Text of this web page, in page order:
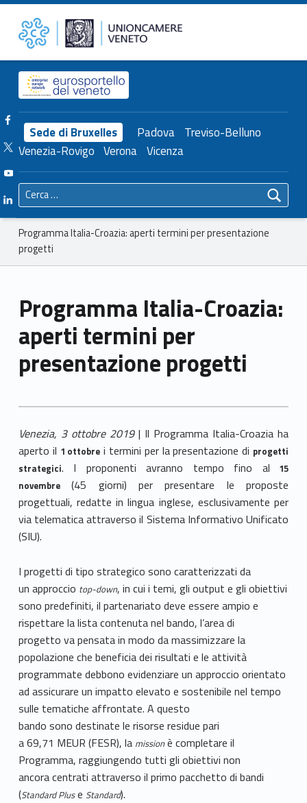
Programma Italia-Croazia: aperti termini per presentazione progetti – Unioncamere del Veneto Unioncamere del Veneto
Header info sidebar
Sede di Bruxelles Padova Treviso-Belluno
Venezia-Rovigo Verona Vicenza
Facebook Unioncamere Veneto
Twitter Unioncamere Veneto
Youtube Unioncamere Veneto
Linkedin Unioncamere Veneto
Ricerca per:
Breadcrumbs navigation
Programma Italia-Croazia: aperti termini per presentazione
progetti
Programma Italia-Croazia:
aperti termini per
presentazione progetti
Venezia, 3 ottobre 2019| Il Programma Italia-Croazia ha
aperto il 1 ottobre i termini per la presentazione di progetti
strategici. I proponenti avranno tempo fino al 15
novembre(45 giorni) per presentare le proposte
progettuali, redatte in lingua inglese, esclusivamente per
via telematica attraverso il Sistema Informativo Unificato
(SIU).
I progetti di tipo strategico sono caratterizzati da
un approccio top-down, in cui i temi, gli output e gli obiettivi
sono predefiniti, il partenariato deve essere ampio e
rispettare la lista contenuta nel bando, l’area di
progetto va pensata in modo da massimizzare la
popolazione che beneficia dei risultati e le attività
programmate debbono evidenziare un approccio orientato
ad assicurare un impatto elevato e sostenibile nel tempo
sulle tematiche affrontate. A questo
bando sono destinate le risorse residue pari
a 69,71 MEUR (FESR), la missionè completare il
Programma, raggiungendo tutti gli obiettivi non
ancora centrati attraverso il primo pacchetto di bandi
(Standard Pluse Standard).